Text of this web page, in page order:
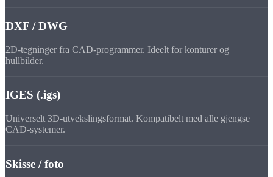
DXF / DWG
2D-tegninger fra CAD-programmer. Ideelt for konturer og
hullbilder.
IGES (.igs)
Universelt 3D-utvekslingsformat. Kompatibelt med alle gjengse
CAD-systemer.
Skisse / foto